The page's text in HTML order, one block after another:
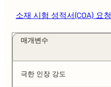
소재 시험 성적서(COA) 요청
매개변수
극한 인장 강도